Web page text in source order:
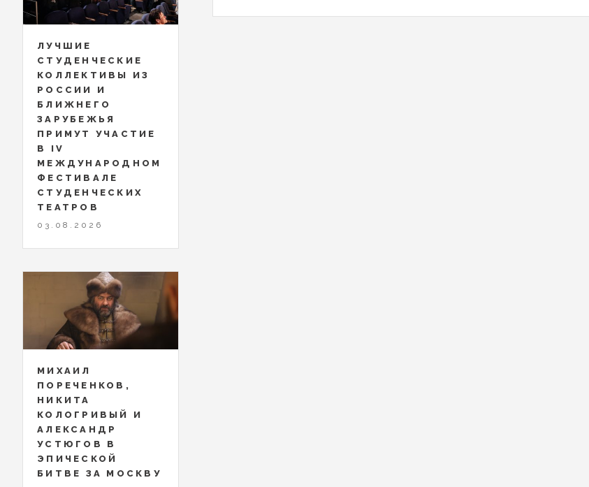
ЛУЧШИЕ
СТУДЕНЧЕСКИЕ
КОЛЛЕКТИВЫ ИЗ
РОССИИ И
БЛИЖНЕГО
ЗАРУБЕЖЬЯ
ПРИМУТ УЧАСТИЕ
В IV
МЕЖДУНАРОДНОМ
ФЕСТИВАЛЕ
СТУДЕНЧЕСКИХ
ТЕАТРОВ
03.08.2026
МИХАИЛ
ПОРЕЧЕНКОВ,
НИКИТА
КОЛОГРИВЫЙ И
АЛЕКСАНДР
УСТЮГОВ В
ЭПИЧЕСКОЙ
БИТВЕ ЗА МОСКВУ